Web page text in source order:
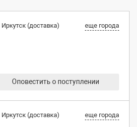
Иркутск (доставка) еще города
Оповестить о поступлении
Иркутск (доставка) еще города